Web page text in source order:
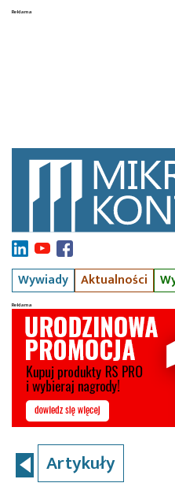
Wywiady Aktualności
Artykuły